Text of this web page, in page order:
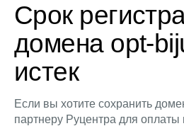
Срок
домена opt-
истек
Если вы хотите сохранить
партнеру Руцентра для оплаты